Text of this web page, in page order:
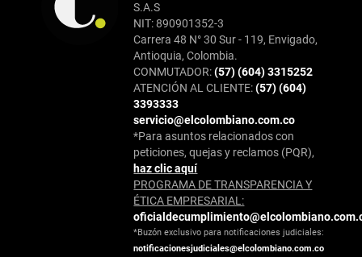
S.A.S
NIT: 890901352-3
Carrera 48 N° 30 Sur - 119, Envigado,
Antioquia, Colombia.
CONMUTADOR:(57) (604) 3315252
ATENCIÓN AL CLIENTE:(57) (604)
3393333
servicio@elcolombiano.com.co
*Para asuntos relacionados con
peticiones, quejas y reclamos (PQR),
haz clic aquí
PROGRAMA DE TRANSPARENCIA Y
ÉTICA EMPRESARIAL:
*Buzón exclusivo para notificaciones judiciales:
notificacionesjudiciales@elcolombiano.com.co